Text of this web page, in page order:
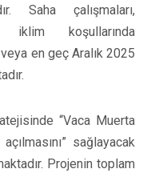
Saha çalışmaları,
koşullarında
en geç Aralık 2025
“Vaca Muerta
sağlayacak
Projenin toplam